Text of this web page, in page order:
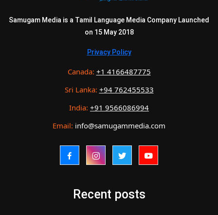
Samugam Media is a Tamil Language Media Company Launched
on 15 May 2018
Privacy Policy
Canada: +1 4166487775
Sri Lanka: +94 762455533
India: +91 9566086994
Email: info@samugammedia.com
Recent posts